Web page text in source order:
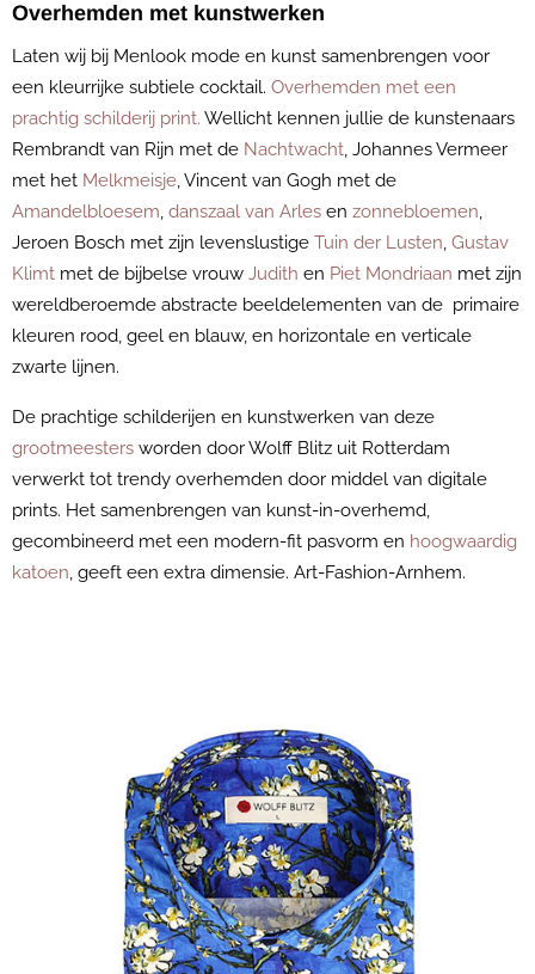
Overhemden met kunstwerken
Laten wij bij Menlook mode en kunst samenbrengen voor
een kleurrijke subtiele cocktail. Overhemden met een
prachtig schilderij print. Wellicht kennen jullie de kunstenaars
Rembrandt van Rijn met de Nachtwacht, Johannes Vermeer
met het Melkmeisje, Vincent van Gogh met de
Amandelbloesem, danszaal van Arles en zonnebloemen,
Jeroen Bosch met zijn levenslustige Tuin der Lusten, Gustav
Klimt met de bijbelse vrouw Judith en Piet Mondriaan met zijn
wereldberoemde abstracte beeldelementen van de primaire
kleuren rood, geel en blauw, en horizontale en verticale
zwarte lijnen.
De prachtige schilderijen en kunstwerken van deze
grootmeesters worden door Wolff Blitz uit Rotterdam
verwerkt tot trendy overhemden door middel van digitale
prints. Het samenbrengen van kunst-in-overhemd,
gecombineerd met een modern-fit pasvorm en hoogwaardig
katoen, geeft een extra dimensie. Art-Fashion-Arnhem.